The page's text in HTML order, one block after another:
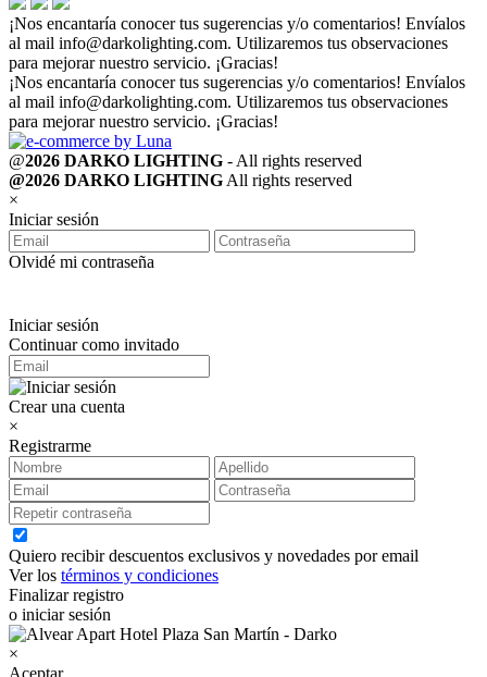
¡Nos encantaría conocer tus sugerencias y/o comentarios! Envíalos
al mail info@darkolighting.com. Utilizaremos tus observaciones
para mejorar nuestro servicio. ¡Gracias!
¡Nos encantaría conocer tus sugerencias y/o comentarios! Envíalos
al mail info@darkolighting.com. Utilizaremos tus observaciones
para mejorar nuestro servicio. ¡Gracias!
@2026 DARKO LIGHTING - All rights reserved
@2026 DARKO LIGHTING All rights reserved
×
Iniciar sesión
Olvidé mi contraseña
Iniciar sesión
Continuar como invitado
Crear una cuenta
×
Registrarme
Quiero recibir descuentos exclusivos y novedades por email
Ver los términos y condiciones
Finalizar registro
o iniciar sesión
×